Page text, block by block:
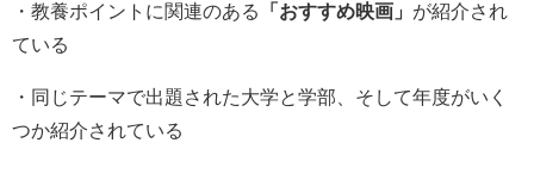
・教養ポイントに関連のある 「おすすめ映画」 が紹介され
ている
・同じテーマで出題された大学と学部、そして年度がいく
つか紹介されている